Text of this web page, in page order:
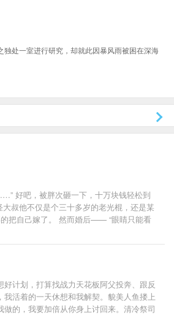
处一室进行研究，却就此因暴风雨被困在深海
好吧，被胖次砸一下，十万块钱轻松到
叔他不仅是个三十多岁的老光棍，还是某
的把自己嫁了。 然而婚后—— “眼睛只能看
计划，打算找战力天花板阿父投奔、跟反
活着的一天休想和我解契。貌美人鱼搂上
的，我要加倍从你身上讨回来。清冷祭司